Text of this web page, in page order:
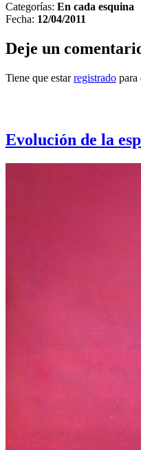
Categorías: En cada esquina
Fecha: 12/04/2011
Deje un
Tiene que estarregistrado para
Evolución de la